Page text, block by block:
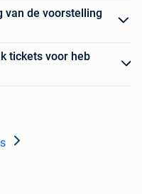
van de voorstelling
tickets voor heb